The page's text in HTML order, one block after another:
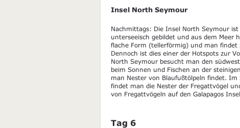
Insel North Seymour
Nachmittags: Die Insel North Seymour
unterseeisch gebildet und aus dem Meer
flache Form (tellerförmig) und man findet
Dennoch ist dies einer der Hotspots zur
North Seymour besucht man den
beim Sonnen und Fischen an der
man Nester von Blaufußtölpeln findet. Im
findet man die Nester der Fregattvögel
von Fregattvögeln auf den Galapagos
Tag 6